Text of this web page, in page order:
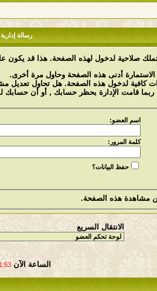
رسالة إدارية
صلاحية لدخول لهذه الصفحة. هذا قد يكون
أدنى هذه الصفحة وحاول مرة أخرى.
كافية لدخول هذه الصفحة. هل تحاول تعديل
ربما قامت الإدارة بحظر حسابك , أو أن حسابك
اسم العضو:
كلمة المرور:
حفظ البيانات؟
مشاهدة هذه الصفحة.
الانتقال السريع
الساعة الآنPM